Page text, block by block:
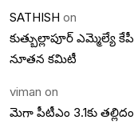
SATHISH on
కుత్బుల్లాపూర్ ఎమ్మెల్యే
నూతన కమిటీ
viman on
మెగా పీటీఎం 3.1కు